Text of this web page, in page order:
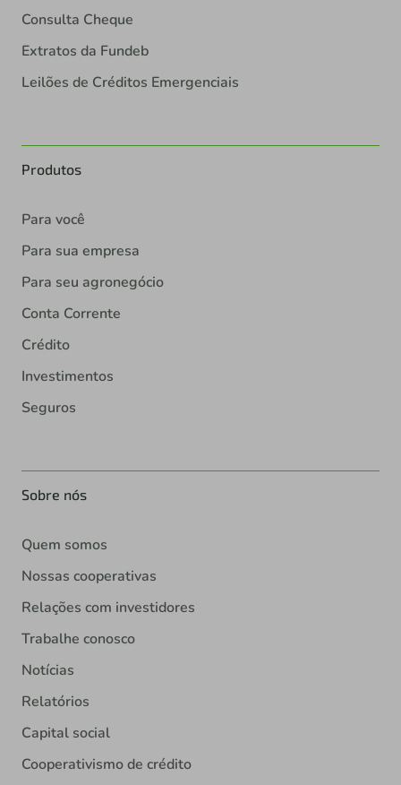
Consulta Cheque
Extratos da Fundeb
Leilões de Créditos Emergenciais
Produtos
Para você
Para sua empresa
Para seu agronegócio
Conta Corrente
Crédito
Investimentos
Seguros
Sobre nós
Quem somos
Nossas cooperativas
Relações com investidores
Trabalhe conosco
Notícias
Relatórios
Capital social
Cooperativismo de crédito